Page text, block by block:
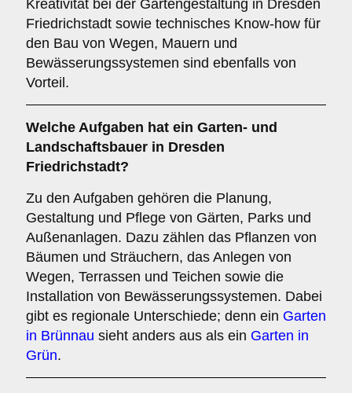
Kreativität bei der Gartengestaltung in Dresden
Friedrichstadt sowie technisches Know-how für
den Bau von Wegen, Mauern und
Bewässerungssystemen sind ebenfalls von
Vorteil.
Welche Aufgaben hat ein Garten- und
Landschaftsbauer in Dresden
Friedrichstadt?
Zu den Aufgaben gehören die Planung,
Gestaltung und Pflege von Gärten, Parks und
Außenanlagen. Dazu zählen das Pflanzen von
Bäumen und Sträuchern, das Anlegen von
Wegen, Terrassen und Teichen sowie die
Installation von Bewässerungssystemen. Dabei
gibt es regionale Unterschiede; denn ein Garten
in Brünnau sieht anders aus als ein Garten in
Grün.